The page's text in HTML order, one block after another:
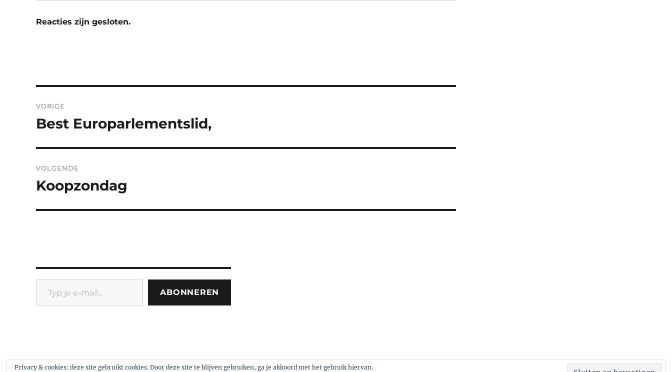
Reacties zijn gesloten.
navigatie
VORIGE
Vorig
Best Europarlementslid,
VOLGENDE
Volgend
Koopzondag
Typ je e-mail...
ABONNEREN
eco.nomie.nl Ondersteund door WordPress
Privacy & cookies: deze site gebruikt cookies. Door deze site te blijven gebruiken, ga je akkoord met het gebruik hiervan.